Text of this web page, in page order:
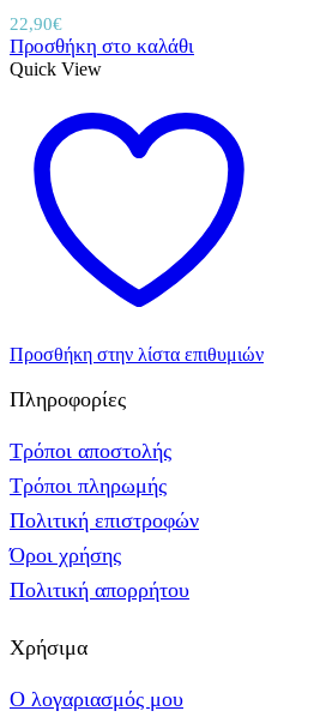
22,90€
Προσθήκη στο καλάθι
Quick View
Προσθήκη στην λίστα επιθυμιών
Πληροφορίες
Τρόποι αποστολής
Τρόποι πληρωμής
Πολιτική επιστροφών
Όροι χρήσης
Πολιτική απορρήτου
Χρήσιμα
Ο λογαριασμός μου